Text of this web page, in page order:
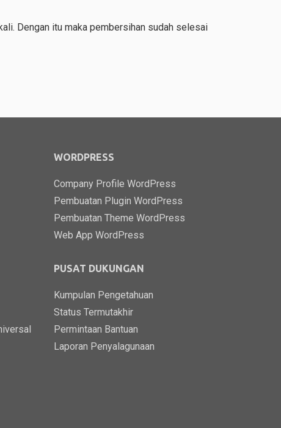
Dengan itu maka pembersihan sudah selesai
WORDPRESS
Company Profile WordPress
Pembuatan Plugin WordPress
Pembuatan Theme WordPress
Web App WordPress
PUSAT DUKUNGAN
Kumpulan Pengetahuan
Status Termutakhir
Permintaan Bantuan
Laporan Penyalagunaan